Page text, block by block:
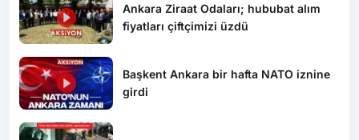
Ankara Ziraat Odaları; hububat alım
fiyatları çiftçimizi üzdü
Başkent Ankara bir hafta NATO iznine
girdi